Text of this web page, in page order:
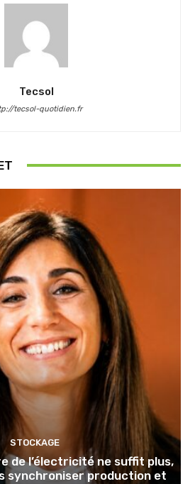
Tecsol
tecsol-quotidien.fr
STOCKAGE
de l’électricité ne suffit plus,
synchroniser production et